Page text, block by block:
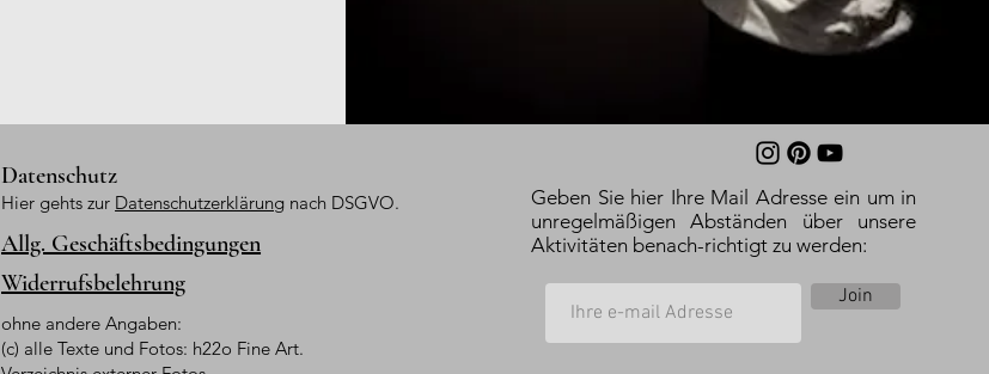
Datenschutz
Hier gehts zur Datenschutzerklärung nach DSGVO.
Allg. Geschäftsbedingungen
Widerrufsbelehrung
ohne andere Angaben:
(c) alle Texte und Fotos: h22o Fine Art.
Geben Sie hier Ihre Mail Adresse ein um in
unregelmäßigen Abständen über unsere
Aktivitäten benach-richtigt zu werden:
Join